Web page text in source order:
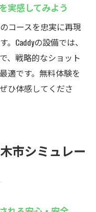
実感してみよう
コースを忠実に再現
Caddyの設備では、
、戦略的なショット
適です。無料体験を
ひ体感してくださ
市シミュレー